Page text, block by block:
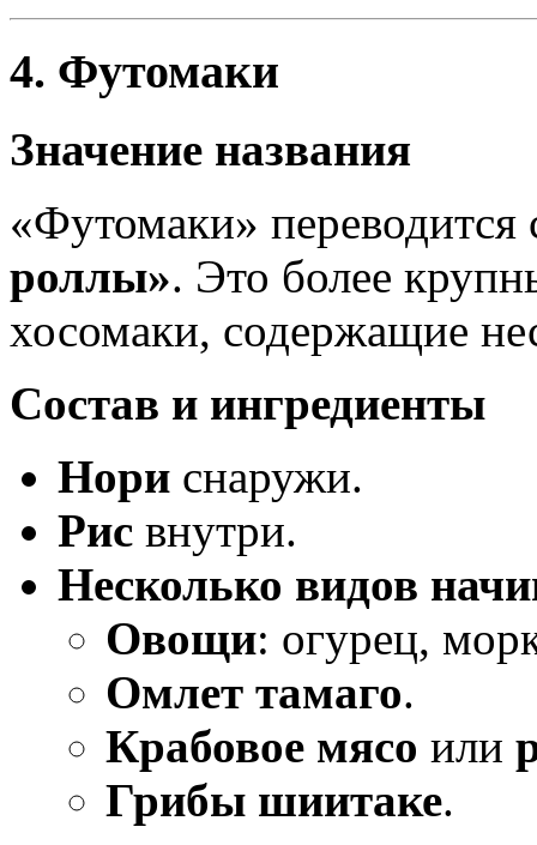
4. Футомаки
Значение названия
«Футомаки» переводится
роллы». Это более
хосомаки, содержащие
Состав и ингредиенты
Нори снаружи.
Рис внутри.
Несколько видов
Овощи: огурец,
Омлет тамаго.
Крабовое мясо или
Грибы шиитаке.